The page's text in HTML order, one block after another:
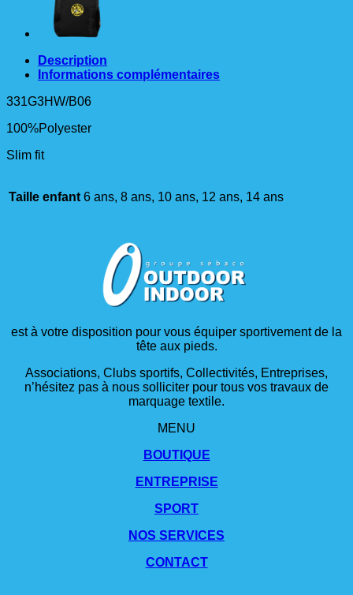
Description
Informations complémentaires
331G3HW/B06
100%Polyester
Slim fit
Taille enfant 6 ans, 8 ans, 10 ans, 12 ans, 14 ans
est à votre disposition pour vous équiper sportivement de la
tête aux pieds.
Associations, Clubs sportifs, Collectivités, Entreprises,
n’hésitez pas à nous solliciter pour tous vos travaux de
marquage textile.
MENU
BOUTIQUE
ENTREPRISE
SPORT
NOS SERVICES
CONTACT